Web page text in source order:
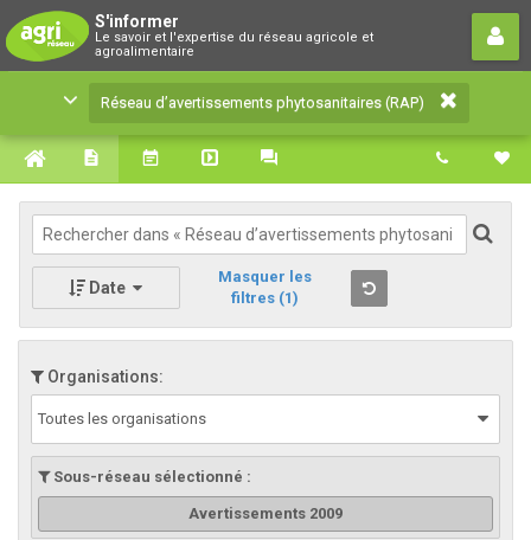
S'informer
Le savoir et l'expertise du réseau agricole et
agroalimentaire
Réseau d’avertissements
phytosanitaires (RAP)
Le savoir et l'expertise du réseau agricole et
agroalimentaire
Réseau d’avertissements phytosanitaires (RAP)
Date
Masquer les
filtres (1)
Organisations:
Toutes les organisations
Sous-réseau sélectionné :
Avertissements 2009